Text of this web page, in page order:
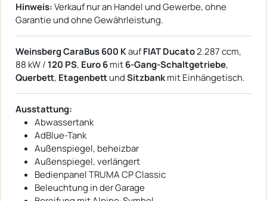
Hinweis:Verkauf nur an Handel und Gewerbe, ohne
Garantie und ohne Gewährleistung.
Weinsberg CaraBus 600 KaufFIAT Ducato2.287 ccm,
88 kW / 120 PS, Euro 6mit6-Gang-Schaltgetriebe,
Querbett, EtagenbettundSitzbankmit Einhängetisch.
Ausstattung:
Abwassertank
AdBlue-Tank
Außenspiegel, beheizbar
Außenspiegel, verlängert
Bedienpanel TRUMA CP Classic
Beleuchtung in der Garage